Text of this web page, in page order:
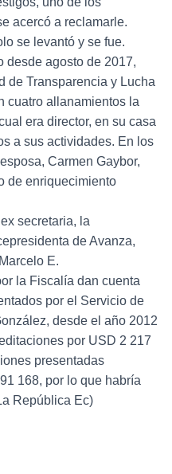
acercó a reclamarle.
se levantó y se fue.
desde agosto de 2017,
de Transparencia y Lucha
cuatro allanamientos la
era director, en su casa
a sus actividades. En los
Carmen Gaybor,
de enriquecimiento
secretaria, la
de Avanza,
E.
la Fiscalía dan cuenta
por el Servicio de
desde el año 2012
por USD 2 217
presentadas
168, por lo que habría
República Ec)